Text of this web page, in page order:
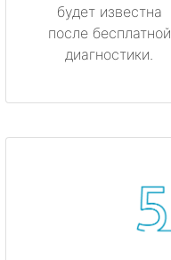
будет известна
после бесплатной
диагностики.